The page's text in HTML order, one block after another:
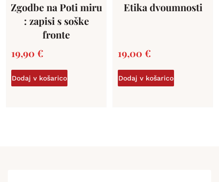
Zgodbe na Poti miru
: zapisi s soške
fronte
19,90 €
Dodaj v košarico
Etika dvoumnosti
19,00 €
Dodaj v košarico